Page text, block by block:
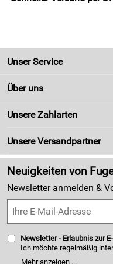
Unser Service
Kontakt
Zahlung und Versand
Kundenlogin
Über uns
Unsere Bestseller
Neu
Made in Germany
Kundenbewertungen
5,0/5*****
Unsere Zahlarten
Unsere Versandpartner
Neuigkeiten von
Newsletter anmelden &
Newsletter - Erlaubnis zur
Ich möchte regelmäßig
Mehr anzeigen ...